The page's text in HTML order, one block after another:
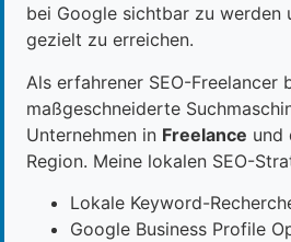
bei Google sichtbar zu werden
gezielt zu erreichen.
Als erfahrener SEO-Freelancer
maßgeschneiderte
Unternehmen in Freelance und
Region. Meine lokalen SEO-
Lokale Keyword-
Google Business Profile